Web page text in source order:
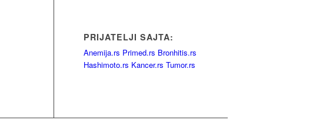
PRIJATELJI SAJTA:
Anemija.rs Primed.rs Bronhitis.rs
Hashimoto.rs Kancer.rs Tumor.rs